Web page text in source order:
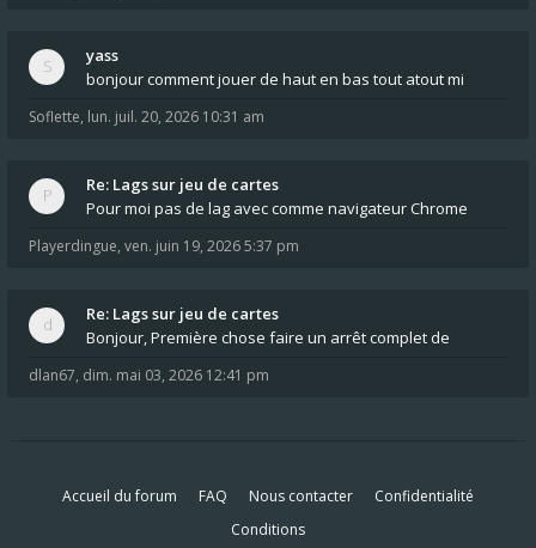
yass
bonjour comment jouer de haut en bas tout atout mi
Soflette, lun. juil. 20, 2026 10:31 am
Re: Lags sur jeu de cartes
Pour moi pas de lag avec comme navigateur Chrome
Playerdingue, ven. juin 19, 2026 5:37 pm
Re: Lags sur jeu de cartes
Bonjour, Première chose faire un arrêt complet de
dlan67, dim. mai 03, 2026 12:41 pm
Accueil du forum FAQ Nous contacter
Confidentialité
Conditions